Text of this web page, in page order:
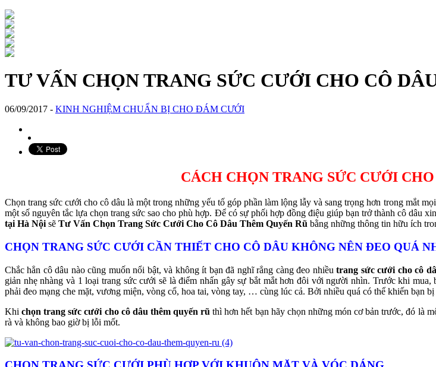
TƯ VẤN CHỌN TRANG SỨC CƯỚI CHO CÔ
06/09/2017 - KINH NGHIỆM CHUẨN BỊ CHO ĐÁM CƯỚI
CÁCH CHỌN TRANG SỨC CƯỚI
Chọn trang sức cưới cho cô dâu là một trong những yếu tố góp phần làm lộng lẫy và sang trọng hơn trong mắt
một số nguyên tắc lựa chọn trang sức sao cho phù hợp. Để có sự phối hợp đồng điệu giúp bạn trở thành cô dâu
tại Hà Nội sẽ Tư Vấn Chọn Trang Sức Cưới Cho Cô Dâu Thêm Quyến Rũ bằng những thông tin hữu ích
CHỌN TRANG SỨC CƯỚI CẦN THIẾT CHO CÔ DÂU KHÔNG NÊN ĐEO QUÁ
Chắc hẳn cô dâu nào cũng muốn nổi bật, và không ít bạn đã nghĩ rẳng càng đeo nhiềutrang sức cưới cho cô
giản nhẹ nhàng và 1 loại trang sức cưới sẽ là điểm nhấn gây sự bắt mắt hơn đôi với người nhìn. Trước khi
phải đeo mạng che mặt, vương miện, vòng cổ, hoa tai, vòng tay, … cùng lúc cả. Bởi nhiều quá có thể khiến bạn
Khichọn trang sức cưới cho cô dâu thêm quyến rũ thì hơn hết bạn hãy chọn những món cơ bản trước, đó là
rà và không bao giờ bị lỗi mốt.